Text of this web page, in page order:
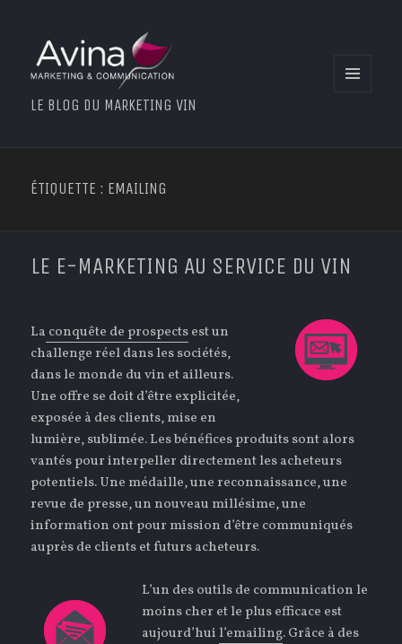
LE BLOG DU MARKETING VIN
ÉTIQUETTE : EMAILING
LE E-MARKETING AU SERVICE DU VIN
La conquête de prospectsest un
challenge réel dans les sociétés,
dans le monde du vin et ailleurs.
Une offre se doit d’être explicitée,
exposée à des clients, mise en
lumière, sublimée. Les bénéfices produits sont alors
vantés pour interpeller directement les acheteurs
potentiels. Une médaille, une reconnaissance, une
revue de presse, un nouveau millésime, une
information ont pour mission d’être communiqués
auprès de clients et futurs acheteurs.
L’un des outils de communication le
moins cher et le plus efficace est
aujourd’hui l’emailing. Grâce à des